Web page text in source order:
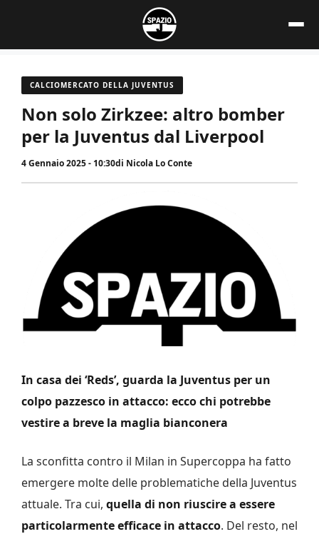
contenuto
CALCIOMERCATO DELLA JUVENTUS
Non solo Zirkzee: altro bomber
per la Juventus dal Liverpool
4 Gennaio 2025 - 10:30di Nicola Lo Conte
In casa dei ‘Reds’, guarda la Juventus per un
colpo pazzesco in attacco: ecco chi potrebbe
vestire a breve la maglia bianconera
La sconfitta contro il Milan in Supercoppa ha fatto
emergere molte delle problematiche della Juventus
attuale. Tra cui, quella di non riuscire a essere
particolarmente efficace in attacco. Del resto, nel